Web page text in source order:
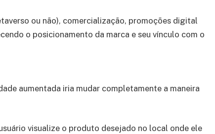
ou não), comercialização, promoções digital
o posicionamento da marca e seu vínculo com o
aumentada iria mudar completamente a maneira
visualize o produto desejado no local onde ele